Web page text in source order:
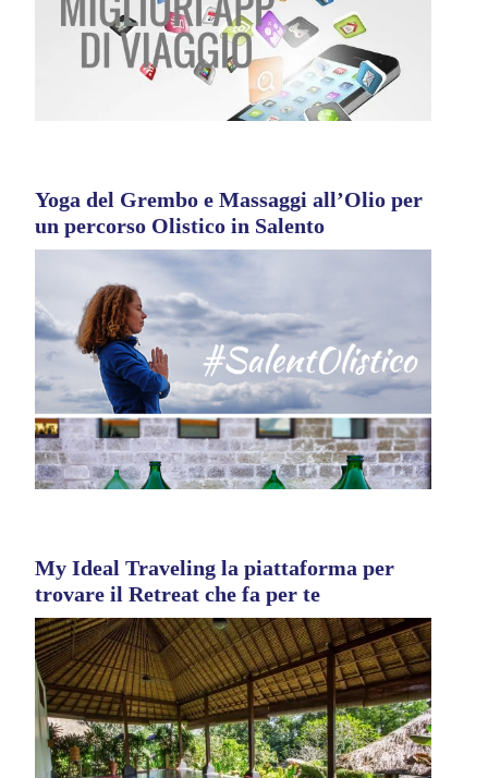
Yoga del Grembo e Massaggi all’Olio per
un percorso Olistico in Salento
My Ideal Traveling la piattaforma per
trovare il Retreat che fa per te